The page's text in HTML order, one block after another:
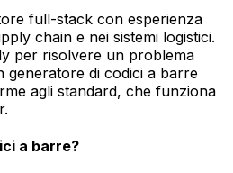
full-stack con esperienza
chain e nei sistemi logistici.
per risolvere un problema
generatore di codici a barre
agli standard, che funziona
a barre?